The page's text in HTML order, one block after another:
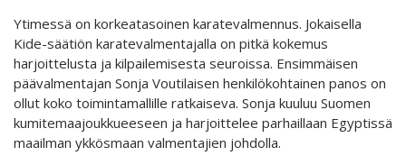
Ytimessä on korkeatasoinen karatevalmennus. Jokaisella
Kide-säätiön karatevalmentajalla on pitkä kokemus
harjoittelusta ja kilpailemisesta seuroissa. Ensimmäisen
päävalmentajan Sonja Voutilaisen henkilökohtainen panos on
ollut koko toimintamallille ratkaiseva. Sonja kuuluu Suomen
kumitemaajoukkueeseen ja harjoittelee parhaillaan Egyptissä
maailman ykkösmaan valmentajien johdolla.